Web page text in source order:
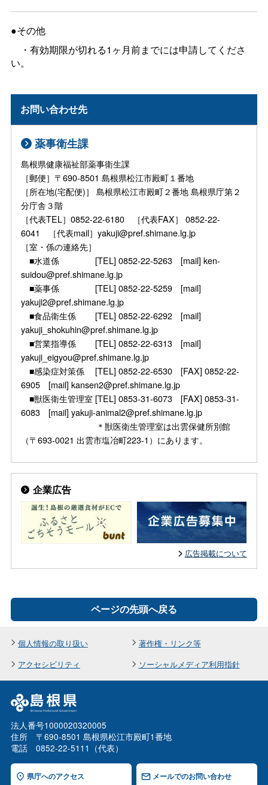
●その他
・有効期限が切れる1ヶ月前までには申請してくださ
い。
お問い合わせ先
薬事衛生課
島根県健康福祉部薬事衛生課
［郵便］〒690-8501 島根県松江市殿町１番地
［所在地(宅配便)］ 島根県松江市殿町２番地 島根県庁第２
分庁舎３階
［代表TEL］0852-22-6180 ［代表FAX］ 0852-22-
6041 ［代表mail］yakuji@pref.shimane.lg.jp
［室・係の連絡先］
■水道係 [TEL] 0852-22-5263 [mail] ken-
suidou@pref.shimane.lg.jp
■薬事係 [TEL] 0852-22-5259 [mail]
yakuji2@pref.shimane.lg.jp
■食品衛生係 [TEL] 0852-22-6292 [mail]
yakuji_shokuhin@pref.shimane.lg.jp
■営業指導係 [TEL] 0852-22-6313 [mail]
yakuji_eigyou@pref.shimane.lg.jp
■感染症対策係 [TEL] 0852-22-6530 [FAX] 0852-22-
6905 [mail] kansen2@pref.shimane.lg.jp
■獣医衛生管理室 [TEL] 0853-31-6073 [FAX] 0853-31-
6083 [mail] yakuji-animal2@pref.shimane.lg.jp
＊獣医衛生管理室は出雲保健所別館
（〒693-0021 出雲市塩冶町223-1）にあります。
企業広告
広告掲載について
ページの先頭へ戻る
個人情報の取り扱い
著作権・リンク等
アクセシビリティ
ソーシャルメディア利用指針
法人番号1000020320005
住所 〒690-8501 島根県松江市殿町1番地
電話 0852-22-5111（代表）
県庁へのアクセス メールでのお問い合わせ